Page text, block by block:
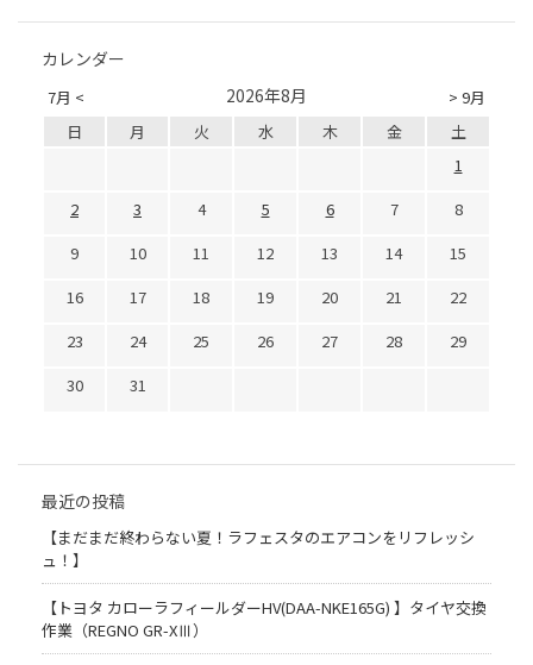
カレンダー
7月 < > 9月
2026年8月
日 月 火 水 木 金
土
1
2
3 4 5 6 7
8
9
10 11 12 13 14
15
16
17 18 19 20 21
22
23
24 25 26 27 28
29
30
31
最近の投稿
【まだまだ終わらない夏！ラフェスタのエアコンをリフレッシ
ュ！】
【トヨタ カローラフィールダーHV(DAA-NKE165G) 】タイヤ交換
作業（REGNO GR-XⅢ）